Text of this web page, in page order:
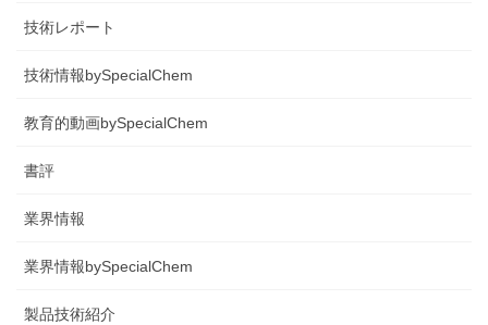
技術レポート
技術情報bySpecialChem
教育的動画bySpecialChem
書評
業界情報
業界情報bySpecialChem
製品技術紹介